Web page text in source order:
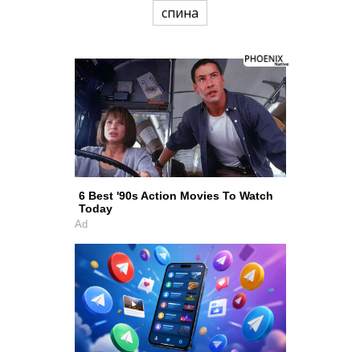
спина
6 Best '90s Action Movies To Watch
Today
Ad